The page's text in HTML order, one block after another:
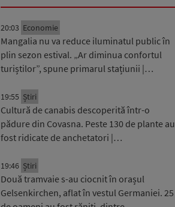
20:03 Economie
Mangalia nu va reduce iluminatul public în
plin sezon estival. „Ar diminua confortul
turiștilor”, spune primarul stațiunii |…
19:55 Știri
Cultură de canabis descoperită într-o
pădure din Covasna. Peste 130 de plante au
fost ridicate de anchetatori |…
19:46 Știri
Două tramvaie s-au ciocnit în orașul
Gelsenkirchen, aflat în vestul Germaniei. 25